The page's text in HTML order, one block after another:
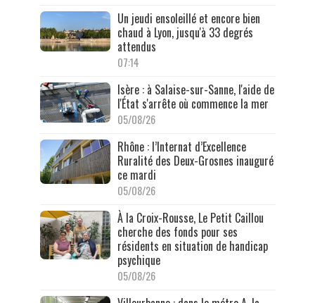
Un jeudi ensoleillé et encore bien
chaud à Lyon, jusqu'à 33 degrés
attendus
07:14
Isère : à Salaise-sur-Sanne, l'aide de
l'État s'arrête où commence la mer
05/08/26
Rhône : l’Internat d’Excellence
Ruralité des Deux-Grosnes inauguré
ce mardi
05/08/26
À la Croix-Rousse, Le Petit Caillou
cherche des fonds pour ses
résidents en situation de handicap
psychique
05/08/26